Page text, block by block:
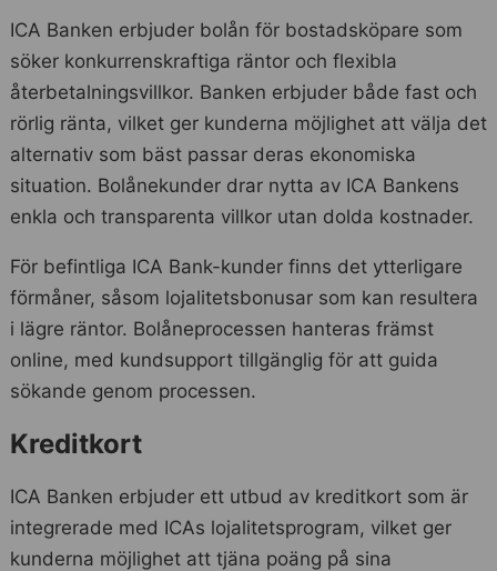
ICA Banken erbjuder bolån för bostadsköpare som
söker konkurrenskraftiga räntor och flexibla
återbetalningsvillkor. Banken erbjuder både fast och
rörlig ränta, vilket ger kunderna möjlighet att välja det
alternativ som bäst passar deras ekonomiska
situation. Bolånekunder drar nytta av ICA Bankens
enkla och transparenta villkor utan dolda kostnader.
För befintliga ICA Bank-kunder finns det ytterligare
förmåner, såsom lojalitetsbonusar som kan resultera
i lägre räntor. Bolåneprocessen hanteras främst
online, med kundsupport tillgänglig för att guida
sökande genom processen.
Kreditkort
ICA Banken erbjuder ett utbud av kreditkort som är
integrerade med ICAs lojalitetsprogram, vilket ger
kunderna möjlighet att tjäna poäng på sina